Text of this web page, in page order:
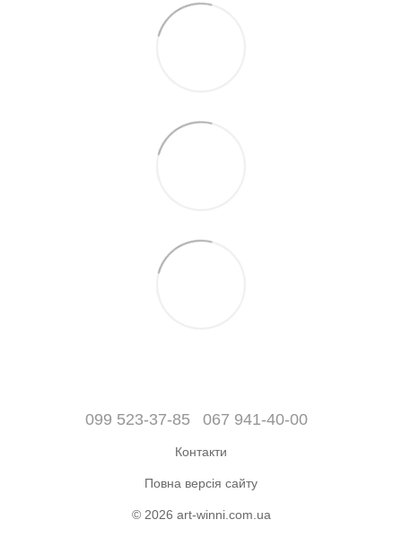
099 523-37-85 067 941-40-00
Контакти
Повна версія сайту
© 2026 art-winni.com.ua